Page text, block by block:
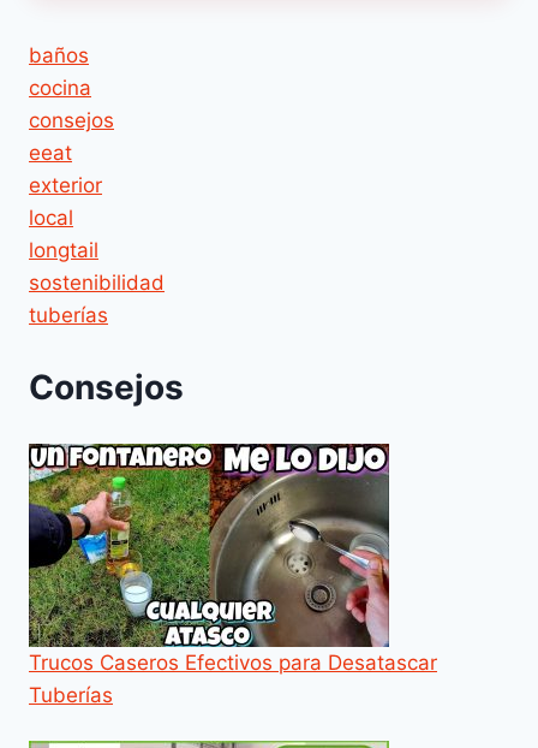
baños
cocina
consejos
eeat
exterior
local
longtail
sostenibilidad
tuberías
Consejos
Trucos Caseros Efectivos para Desatascar
Tuberías